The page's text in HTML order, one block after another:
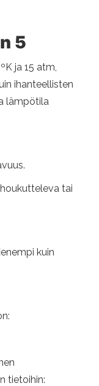
5
ja 15 atm,
ihanteellisten
lämpötila
tai
kuin
tietoihin: